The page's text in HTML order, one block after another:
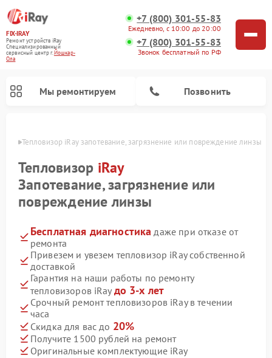
FIX-IRAY
Ремонт устройств iRay
Специализированный
cервисный центр г.Йошкар-
Ола
+7 (800) 301-55-83
Ежедневно, с 10:00 до 20:00
+7 (800) 301-55-83
Звонок бесплатный по РФ
Мы ремонтируем Позвонить
Тепловизор iRay запотевание, загрязнение или повреждение линзы
Тепловизор iRay
Запотевание, загрязнение или
повреждение линзы
Бесплатная диагностика даже при отказе от
ремонта
Привезем и увезем тепловизор iRay собственной
доставкой
Гарантия на наши работы по ремонту
тепловизоров iRay до 3-х лет
Срочный ремонт тепловизоров iRay в течении
часа
Скидка для вас до 20%
Получите 1500 рублей на ремонт
Оригинальные комплектующие iRay